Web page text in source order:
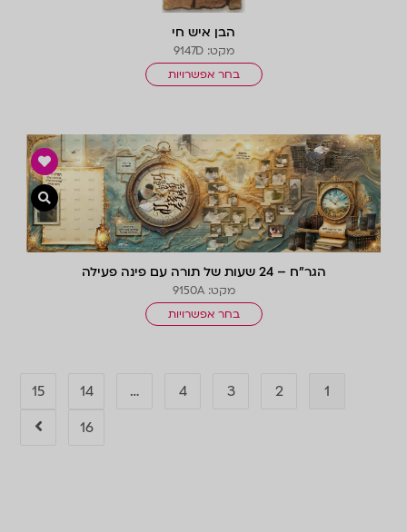
הבן איש חי
מקט: 9147D
בחר אפשרויות
הגר”ח – 24 שעות של תורה עם פינה פעילה
מקט: 9150A
בחר אפשרויות
1
2
3
4
…
14
15
16